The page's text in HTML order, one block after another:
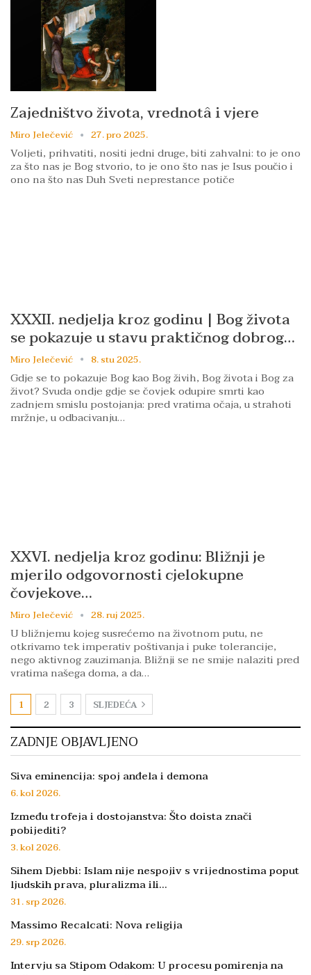
Zajedništvo života, vrednotâ i vjere
Miro Jelečević 27. pro 2025.
Voljeti, prihvatiti, nositi jedni druge, biti zahvalni: to je ono
za što nas je Bog stvorio, to je ono što nas je Isus poučio i
ono na što nas Duh Sveti neprestance potiče
XXXII. nedjelja kroz godinu | Bog života
se pokazuje u stavu praktičnog dobrog…
Miro Jelečević 8. stu 2025.
Gdje se to pokazuje Bog kao Bog živih, Bog života i Bog za
život? Svuda ondje gdje se čovjek odupire smrti kao
zadnjem smislu postojanja: pred vratima očaja, u strahoti
mržnje, u odbacivanju…
XXVI. nedjelja kroz godinu: Bližnji je
mjerilo odgovornosti cjelokupne
čovjekove…
Miro Jelečević 28. ruj 2025.
U bližnjemu kojeg susrećemo na životnom putu, ne
otkrivamo tek imperativ poštivanja i puke tolerancije,
nego aktivnog zauzimanja. Bližnji se ne smije nalaziti pred
vratima našega doma, a da…
1 2 3 SLJEDEĆA
ZADNJE OBJAVLJENO
Siva eminencija: spoj anđela i demona
6. kol 2026.
Između trofeja i dostojanstva: Što doista znači
pobijediti?
3. kol 2026.
Sihem Djebbi: Islam nije nespojiv s vrijednostima poput
ljudskih prava, pluralizma ili…
31. srp 2026.
Massimo Recalcati: Nova religija
29. srp 2026.
Intervju sa Stipom Odakom: U procesu pomirenja na